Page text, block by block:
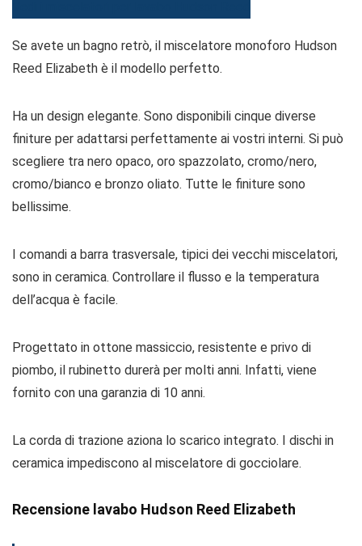
Se avete un bagno retrò, il miscelatore monoforo Hudson
Reed Elizabeth è il modello perfetto.
Ha un design elegante. Sono disponibili cinque diverse
finiture per adattarsi perfettamente ai vostri interni. Si può
scegliere tra nero opaco, oro spazzolato, cromo/nero,
cromo/bianco e bronzo oliato. Tutte le finiture sono
bellissime.
I comandi a barra trasversale, tipici dei vecchi miscelatori,
sono in ceramica. Controllare il flusso e la temperatura
dell’acqua è facile.
Progettato in ottone massiccio, resistente e privo di
piombo, il rubinetto durerà per molti anni. Infatti, viene
fornito con una garanzia di 10 anni.
La corda di trazione aziona lo scarico integrato. I dischi in
ceramica impediscono al miscelatore di gocciolare.
Recensione lavabo Hudson Reed Elizabeth